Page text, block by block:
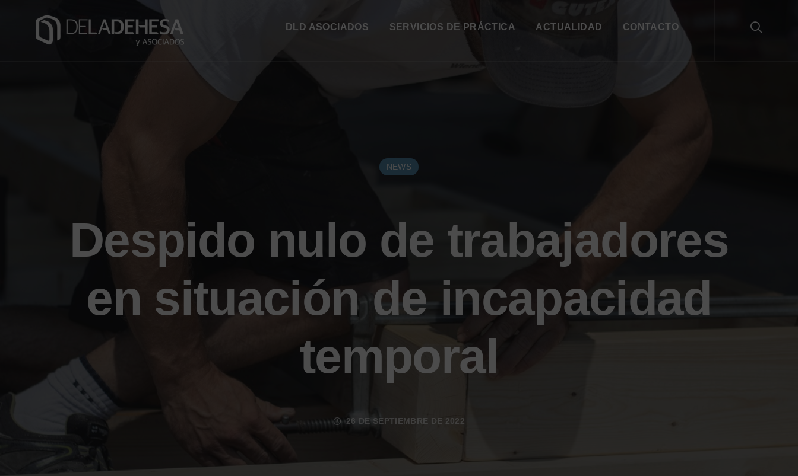
DLD ASOCIADOS SERVICIOS DE PRÁCTICA ACTUALIDAD CONTACTO
NEWS
Despido nulo de trabajadores
en situación de incapacidad
temporal
26 DE SEPTIEMBRE DE 2022